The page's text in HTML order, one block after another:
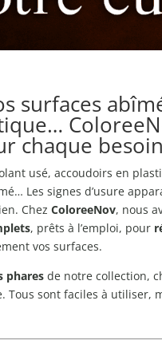
surfaces
chaque besoin
usé, accoudoirs en
Les signes d’usure
ChezColoreeNov, nous
, prêts à l’emploi, pour
vos surfaces.
phares de notre collection,
Tous sont faciles à utiliser,